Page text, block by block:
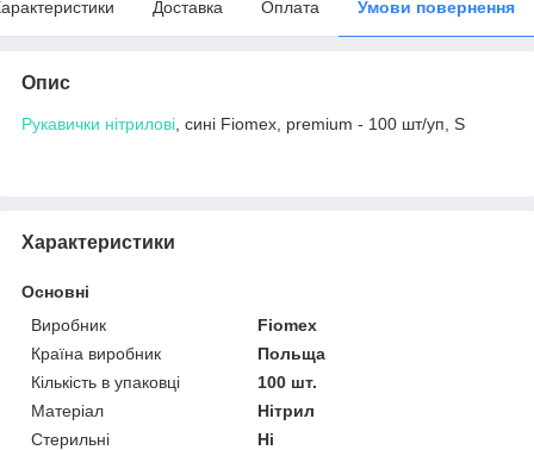
Доставка Оплата Умови повернення
Опис
Рукавички нітрилові , сині Fiomex, premium - 100 шт/уп, S
Характеристики
Основні
Виробник
Fiomex
Країна виробник
Польща
Кількість в упаковці
100 шт.
Матеріал
Нітрил
Стерильні
Ні